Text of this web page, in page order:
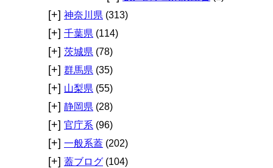
[+] 神奈川県 (313)
[+] 千葉県 (114)
[+] 茨城県 (78)
[+] 群馬県 (35)
[+] 山梨県 (55)
[+] 静岡県 (28)
[+] 官庁系 (96)
[+] 一般系蓋 (202)
[+] 蓋ブログ (104)